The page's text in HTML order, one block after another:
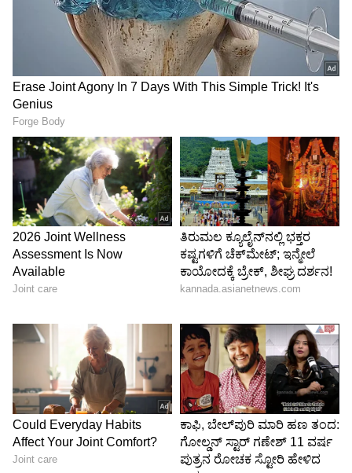
ಹೊರಹಾಕುತ್ತವೆ.
ಕಪ್ಪಗಾಗಿರುವ ತವಾದ ಮೇಲೆ 2 ಚಮಚ ಉಪ್ಪು
ಮತ್ತು 1 ಚಮಚ ಬೇಕಿಂಗ್ ಸೋಡಾ ಹಾಕಿ, ಅದರ ಮೇಲೆ
ಸ್ವಲ್ಪ ನೀರನ್ನು ಚಿಮುಕಿಸಿ. 15 ನಿಮಿಷಗಳ ಕಾಲ ಇದನ್ನು ಹಾಗೇ
ಬಿಟ್ಟು ನಂತರ ನೀರಿನಿಂದ ತೊಳೆಯಿರಿ. ತವಾದ ಮೇಲೆ
ಜಮೆಯಾಗಿದ್ದ ಗಟ್ಟಿ ಕೊಳೆಯು ಸಡಿಲವಾಗಿ ಹೊರಬರುವುದನ್ನು
ನೀವು ಕಾಣಬಹುದು.